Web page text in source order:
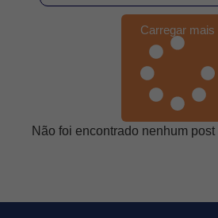
Carregar mais
Não foi encontrado nenhum post